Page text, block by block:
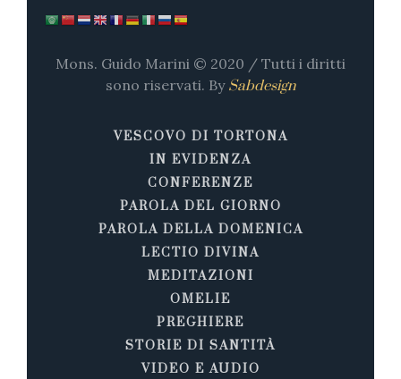
Mons. Guido Marini © 2020 / Tutti i diritti
sono riservati. By Sabdesign
VESCOVO DI TORTONA
IN EVIDENZA
CONFERENZE
PAROLA DEL GIORNO
PAROLA DELLA DOMENICA
LECTIO DIVINA
MEDITAZIONI
OMELIE
PREGHIERE
STORIE DI SANTITÀ
VIDEO E AUDIO